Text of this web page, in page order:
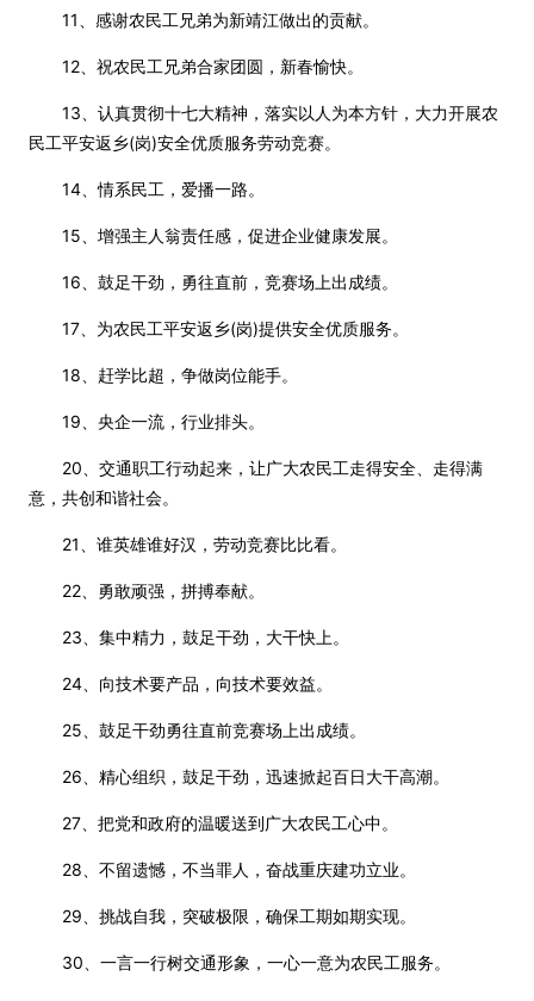
11、感谢农民工兄弟为新靖江做出的贡献。
12、祝农民工兄弟合家团圆，新春愉快。
13、认真贯彻十七大精神，落实以人为本方针，大力开展农
民工平安返乡(岗)安全优质服务劳动竞赛。
14、情系民工，爱播一路。
15、增强主人翁责任感，促进企业健康发展。
16、鼓足干劲，勇往直前，竞赛场上出成绩。
17、为农民工平安返乡(岗)提供安全优质服务。
18、赶学比超，争做岗位能手。
19、央企一流，行业排头。
20、交通职工行动起来，让广大农民工走得安全、走得满
意，共创和谐社会。
21、谁英雄谁好汉，劳动竞赛比比看。
22、勇敢顽强，拼搏奉献。
23、集中精力，鼓足干劲，大干快上。
24、向技术要产品，向技术要效益。
25、鼓足干劲勇往直前竞赛场上出成绩。
26、精心组织，鼓足干劲，迅速掀起百日大干高潮。
27、把党和政府的温暖送到广大农民工心中。
28、不留遗憾，不当罪人，奋战重庆建功立业。
29、挑战自我，突破极限，确保工期如期实现。
30、一言一行树交通形象，一心一意为农民工服务。